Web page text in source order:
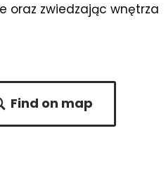
oraz zwiedzając wnętrza
Find on map